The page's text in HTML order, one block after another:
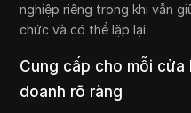
nghiệp riêng trong khi vẫn
chức và có thể lặp lại.
Cung cấp cho mỗi cửa
doanh rõ ràng